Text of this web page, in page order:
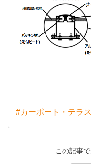
#カーポート・テラス
この記事